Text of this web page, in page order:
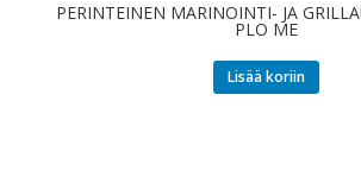
PERINTEINEN MARINOINTI- JA
PLO ME
Lisää koriin